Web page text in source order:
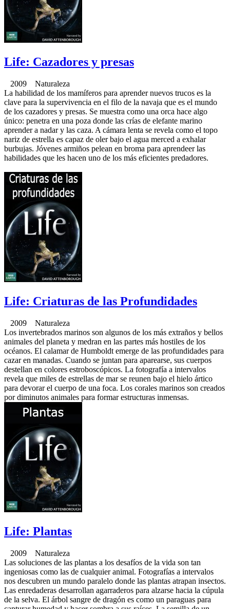
Life: Cazadores y presas
2009 Naturaleza
La habilidad de los mamíferos para aprender nuevos trucos es la
clave para la supervivencia en el filo de la navaja que es el mundo
de los cazadores y presas. Se muestra como una orca hace algo
único: penetra en una poza donde las crías de elefante marino
aprender a nadar y las caza. A cámara lenta se revela como el topo
nariz de estrella es capaz de oler bajo el agua merced a exhalar
burbujas. Jóvenes armiños pelean en broma para aprendeer las
habilidades que les hacen uno de los más eficientes predadores.
Life: Criaturas de las Profundidades
2009 Naturaleza
Los invertebrados marinos son algunos de los más extraños y bellos
animales del planeta y medran en las partes más hostiles de los
océanos. El calamar de Humboldt emerge de las profundidades para
cazar en manadas. Cuando se juntan para aparearse, sus cuerpos
destellan en colores estroboscópicos. La fotografía a intervalos
revela que miles de estrellas de mar se reunen bajo el hielo ártico
para devorar el cuerpo de una foca. Los corales marinos son creados
por diminutos animales para formar estructuras inmensas.
Life: Plantas
2009 Naturaleza
Las soluciones de las plantas a los desafíos de la vida son tan
ingeniosas como las de cualquier animal. Fotografías a intervalos
nos descubren un mundo paralelo donde las plantas atrapan insectos.
Las enredaderas desarrollan agarraderos para alzarse hacia la cúpula
de la selva. El árbol sangre de dragón es como un paraguas para